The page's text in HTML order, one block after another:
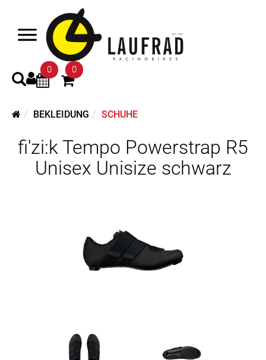
0 0
BEKLEIDUNG SCHUHE
fi'zi:k Tempo Powerstrap R5
Unisex Unisize schwarz